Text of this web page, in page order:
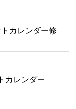
トカレンダー修
カレンダー